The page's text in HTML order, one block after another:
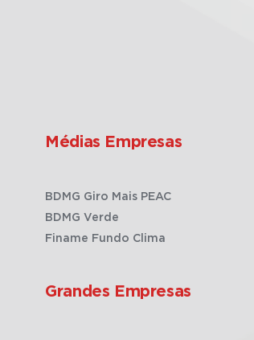
Médias Empresas
BDMG Giro Mais PEAC
BDMG Verde
Finame Fundo Clima
Grandes Empresas